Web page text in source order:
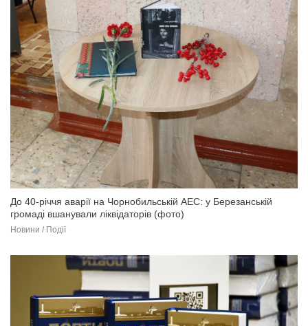
До 40-річчя аварії на Чорнобильській АЕС: у Березанській
громаді вшанували ліквідаторів (фото)
Новини / Події